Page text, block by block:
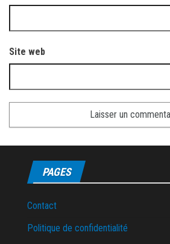
Site web
PAGES
Contact
Politique de confidentialité